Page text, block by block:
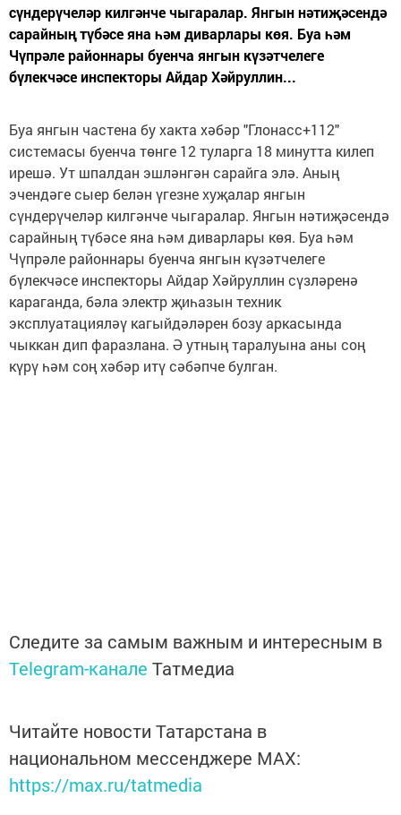
сүндерүчеләр килгәнче чыгаралар. Янгын нәтиҗәсендә
сарайның түбәсе яна һәм диварлары көя. Буа һәм
Чүпрәле районнары буенча янгын күзәтчелеге
бүлекчәсе инспекторы Айдар Хәйруллин...
Буа янгын частена бу хакта хәбәр "Глонасс+112"
системасы буенча төнге 12 туларга 18 минутта килеп
ирешә. Ут шпалдан эшләнгән сарайга элә. Аның
эчендәге сыер белән үгезне хуҗалар янгын
сүндерүчеләр килгәнче чыгаралар. Янгын нәтиҗәсендә
сарайның түбәсе яна һәм диварлары көя. Буа һәм
Чүпрәле районнары буенча янгын күзәтчелеге
бүлекчәсе инспекторы Айдар Хәйруллин сүзләренә
караганда, бәла электр җиһазын техник
эксплуатацияләү кагыйдәләрен бозу аркасында
чыккан дип фаразлана. Ә утның таралуына аны соң
күрү һәм соң хәбәр итү сәбәпче булган.
Следите за самым важным и интересным в
Telegram-канале Татмедиа
Читайте новости Татарстана в
национальном мессенджере MАХ:
https://max.ru/tatmedia